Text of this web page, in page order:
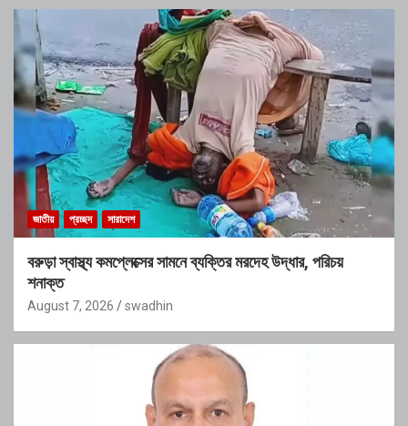
জাতীয় প্রচ্ছদ সারাদেশ
বরুড়া স্বাস্থ্য কমপ্লেক্সের সামনে ব্যক্তির মরদেহ উদ্ধার, পরিচয়
শনাক্ত
August 7, 2026 swadhin